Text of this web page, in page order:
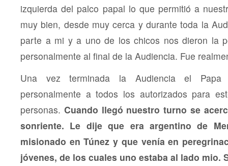
izquierda del palco papal lo que permitió a
muy bien, desde muy cerca y durante toda la
parte a mi y a uno de los chicos nos dieron la
personalmente al final de la Audiencia. Fue
Una vez terminada la Audiencia el Papa
personalmente a todos los autorizados para
personas. Cuando llegó nuestro turno se
sonriente. Le dije que era argentino de
misionado en Túnez y que venía en
jóvenes, de los cuales uno estaba al lado mio.